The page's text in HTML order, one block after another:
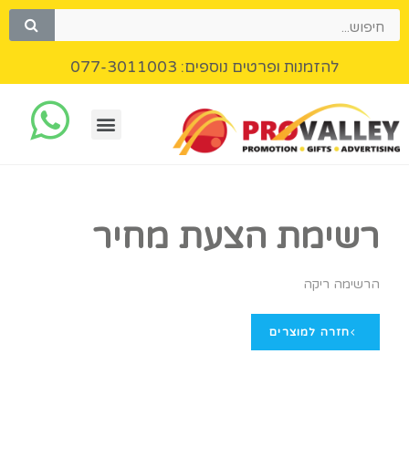
להזמנות ופרטים נוספים: 077-3011003
רשימת הצעת מחיר
הרשימה ריקה
חזרה למוצרים